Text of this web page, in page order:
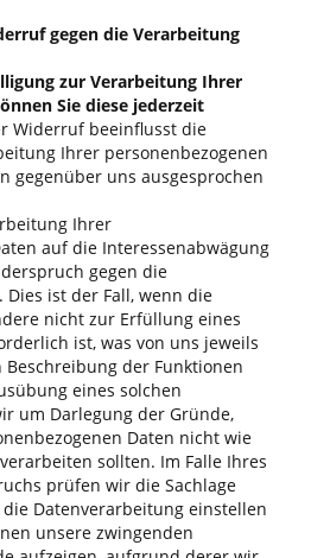
gegen die Verarbeitung
zur Verarbeitung Ihrer
Sie diese jederzeit
Widerruf beeinflusst die
Ihrer personenbezogenen
gegenüber uns ausgesprochen
Ihrer
auf die Interessenabwägung
gegen die
ist der Fall, wenn die
nicht zur Erfüllung eines
ist, was von uns jeweils
der Funktionen
eines solchen
um Darlegung der Gründe,
Daten nicht wie
sollten. Im Falle Ihres
prüfen wir die Sachlage
Datenverarbeitung einstellen
unsere zwingenden